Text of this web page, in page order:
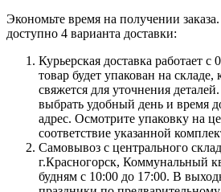
Экономьте время на получении
доступно 4 варианта доставки:
Курьерская доставка работает с
товар будет упакован на складе,
свяжется для уточнения
выбрать удобный день и время
адрес. Осмотрите упаковку на
соответствие указанной
Самовывоз с центрального
г.Красногорск, Коммунальный
будням с 10:00 до 17:00. В